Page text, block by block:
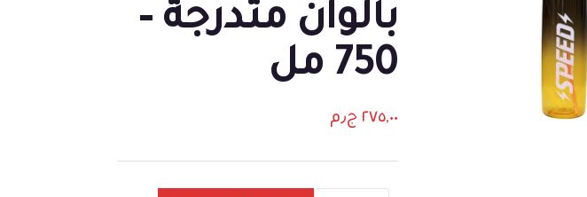
بألوان متدرجة –
750 مل
٢٧٥,٠٠ ج٫م